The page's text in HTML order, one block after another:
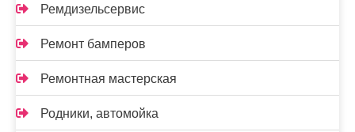
Ремдизельсервис
Ремонт бамперов
Ремонтная мастерская
Родники, автомойка